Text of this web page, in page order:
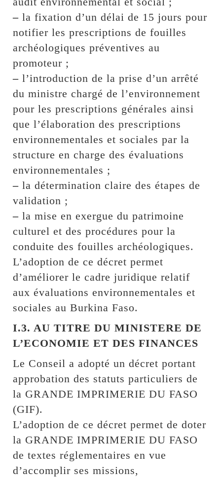
– la fixation d’un délai de 15 jours pour
notifier les prescriptions de fouilles
archéologiques préventives au
promoteur ;
– l’introduction de la prise d’un arrêté
du ministre chargé de l’environnement
pour les prescriptions générales ainsi
que l’élaboration des prescriptions
environnementales et sociales par la
structure en charge des évaluations
environnementales ;
– la détermination claire des étapes de
validation ;
– la mise en exergue du patrimoine
culturel et des procédures pour la
conduite des fouilles archéologiques.
L’adoption de ce décret permet
d’améliorer le cadre juridique relatif
aux évaluations environnementales et
sociales au Burkina Faso.
I.3. AU TITRE DU MINISTERE DE
L’ECONOMIE ET DES FINANCES
Le Conseil a adopté un décret portant
approbation des statuts particuliers de
la GRANDE IMPRIMERIE DU FASO
(GIF).
L’adoption de ce décret permet de doter
la GRANDE IMPRIMERIE DU FASO
de textes réglementaires en vue
d’accomplir ses missions,